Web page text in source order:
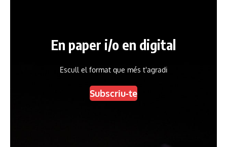
En paper i/o en digital
Escull el format que més t'agradi
Subscriu-te